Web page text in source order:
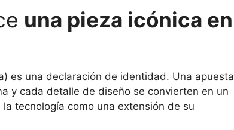
una pieza icónica en
es una declaración de identidad. Una apuesta
y cada detalle de diseño se convierten en un
tecnología como una extensión de su